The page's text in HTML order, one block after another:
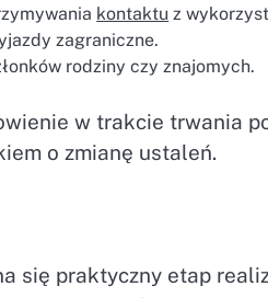
kontaktu z
zagraniczne.
rodziny czy znajomych.
w trakcie trwania
o zmianę ustaleń.
się praktyczny etap